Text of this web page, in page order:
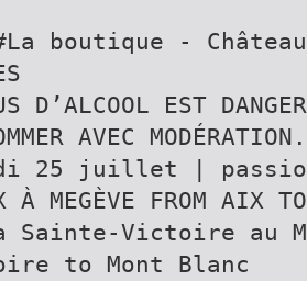
boutique -
D’ALCOOL EST
AVEC MODÉRATION.
25 juillet |
À MEGÈVE FROM AIX TO
Sainte-Victoire au
to Mont Blanc